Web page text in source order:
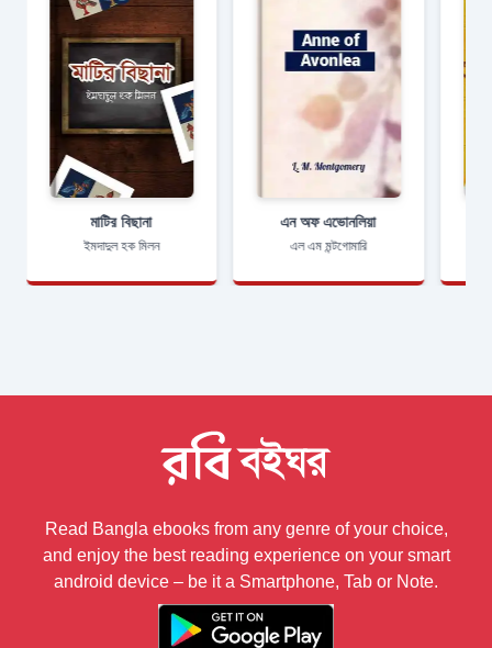
মাটির বিছানা
ইমদাদুল হক মিলন
এন অফ এভোনলিয়া
এল এম মন্টগোমারি
Read Bangla ebooks from any genre of your choice,
and enjoy the best reading experience on your smart
android device – be it a Smartphone, Tab or Note.